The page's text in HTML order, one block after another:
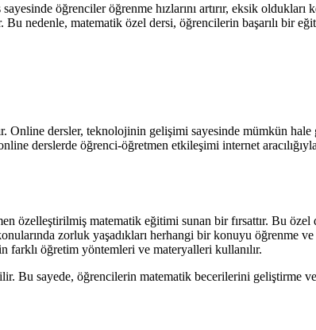
öğrenciler öğrenme hızlarını artırır, eksik oldukları
nedenle, matematik özel dersi, öğrencilerin başarılı bir
Online dersler, teknolojinin gelişimi sayesinde mümkün
derslerde öğrenci-öğretmen etkileşimi internet
matematik eğitimi sunan bir fırsattır. Bu
zorluk yaşadıkları herhangi bir konuyu öğrenme
öğretim yöntemleri ve materyalleri kullanılır.
sayede, öğrencilerin matematik becerilerini geliştirme ve